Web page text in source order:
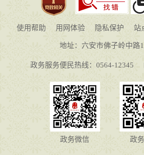
使用帮助 用网体验 隐私保护 站
地址：六安市佛子岭中路
政务服务便民热线：0564-12345
政务微信 政